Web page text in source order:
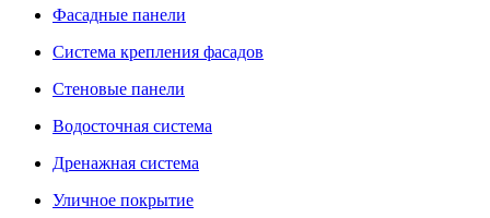
Фасадные панели
Система крепления фасадов
Стеновые панели
Водосточная система
Дренажная система
Уличное покрытие